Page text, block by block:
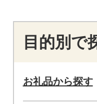
目的別で
お礼品から探す